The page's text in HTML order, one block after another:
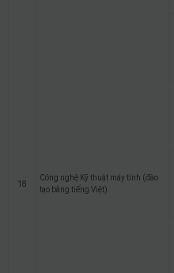
18
Công nghệ Kỹ thuật máy tính (đào
tạo bằng tiếng Việt)